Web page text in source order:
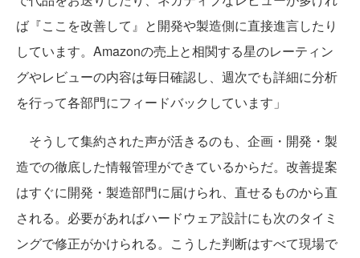
ば『ここを改善して』と開発や製造側に直接進言したり
しています。Amazonの売上と相関する星のレーティン
グやレビューの内容は毎日確認し、週次でも詳細に分析
を行って各部門にフィードバックしています」
そうして集約された声が活きるのも、企画・開発・製
造での徹底した情報管理ができているからだ。改善提案
はすぐに開発・製造部門に届けられ、直せるものから直
される。必要があればハードウェア設計にも次のタイミ
ングで修正がかけられる。こうした判断はすべて現場で